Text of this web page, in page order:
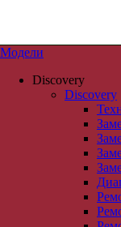
О компании
Модели
Discovery
Discovery